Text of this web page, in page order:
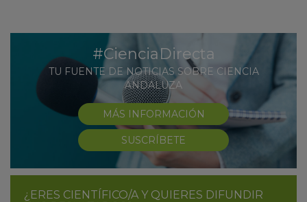
#CienciaDirecta
TU FUENTE DE NOTICIAS SOBRE CIENCIA
ANDALUZA
MÁS INFORMACIÓN
SUSCRÍBETE
¿ERES CIENTÍFICO/A Y QUIERES DIFUNDIR